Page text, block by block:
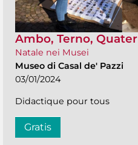
Ambo, Terno,
Natale nei Musei
Museo di Casal de' Pazzi
03/01/2024
Didactique pour tous
Gratis